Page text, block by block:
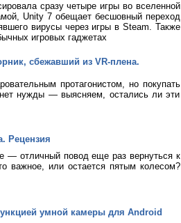
сразу четыре игры во вселенной
Unity 7 обещает бесшовный переход
вирусы через игры в Steam. Также
игровых гаджетах
сбежавший из VR-плена.
протагонистом, но покупать
нужды — выясняем, остались ли эти
Рецензия
— отличный повод еще раз вернуться к
важное, или остается пятым колесом?
умной камеры для Android